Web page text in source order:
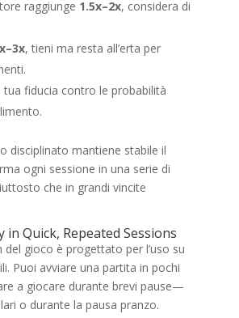
raggiunge 1.5x–2x, considera di
, tieni ma resta all’erta per
tua fiducia contro le probabilità
disciplinato mantiene stabile il
ogni sessione in una serie di
che in grandi vincite
in Quick, Repeated Sessions
gioco è progettato per l’uso su
Puoi avviare una partita in pochi
a giocare durante brevi pause—
o durante la pausa pranzo.